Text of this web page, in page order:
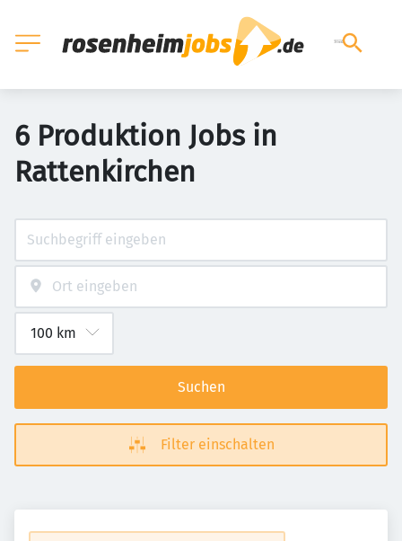
6 Produktion Jobs in
Rattenkirchen
Suchen
Filter einschalten